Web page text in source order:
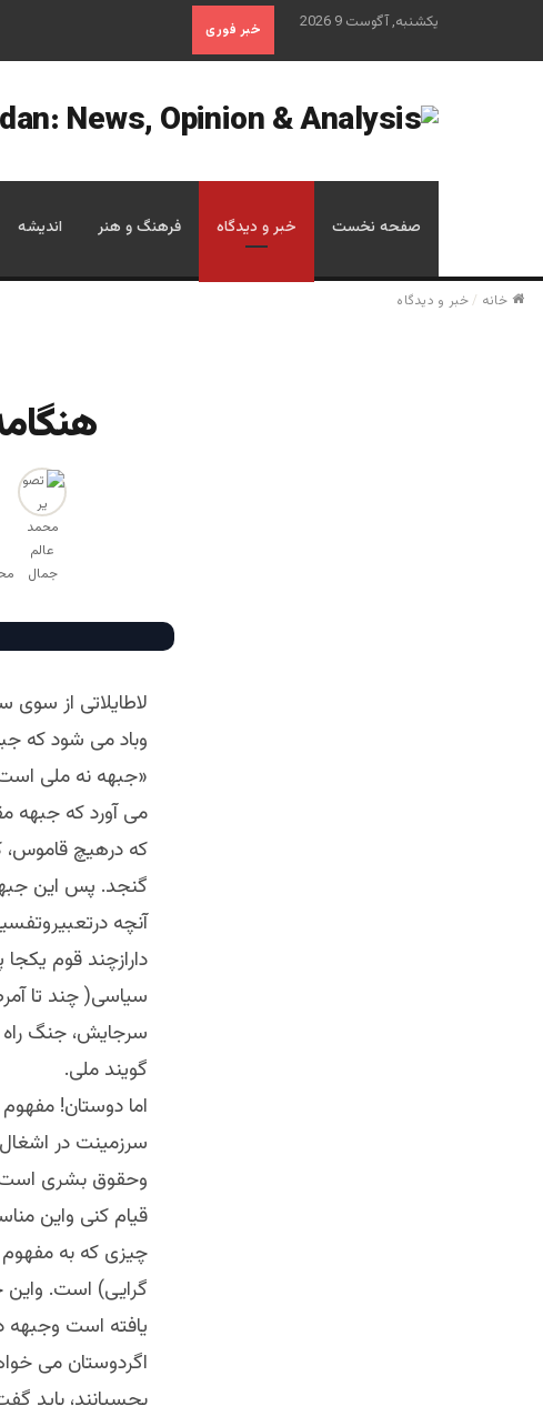
یکشنبه, آگوست 9 2026 خبر فوری
صفحه نخست خبر و دیدگاه فرهنگ و هنر اندیشه
خانه /خبر و دیدگاه
لاطایلاتی از
وباد می شود که
«جبهه نه ملی
می آورد که جبهه
که درهیچ
گنجد. پس این
آنچه
دارازچند قوم
سیاسی( چند تا
سرجایش، جنگ راه
گویند ملی.
اما دوستان!
سرزمینت در
وحقوق بشری
قیام کنی واین
چیزی که به مفهوم
گرایی) است. واین
یافته است
اگردوستان می